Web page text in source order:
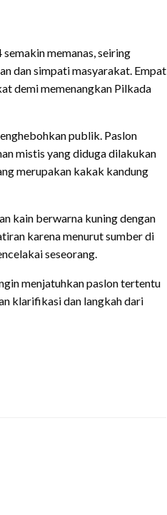
memanas, seiring
dan simpati masyarakat. Empat
demi memenangkan Pilkada
publik. Paslon
mistis yang diduga dilakukan
merupakan kakak kandung
kain berwarna kuning dengan
karena menurut sumber di
seseorang.
menjatuhkan paslon tertentu
klarifikasi dan langkah dari